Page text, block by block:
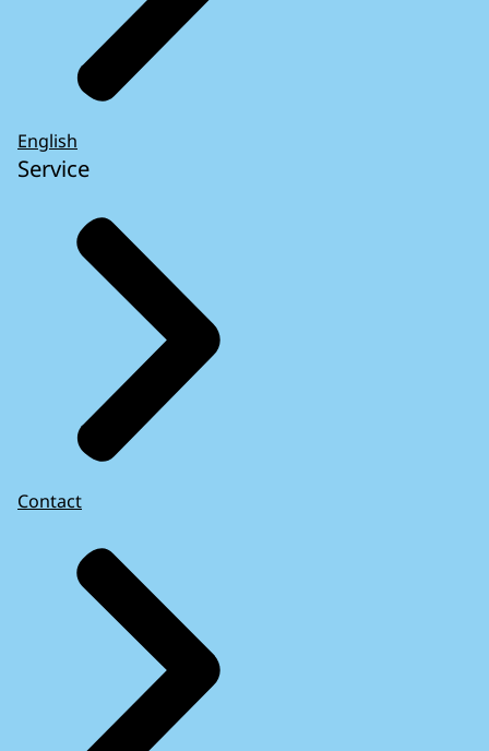
English
Service
Contact